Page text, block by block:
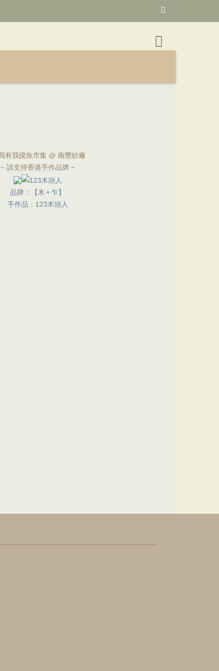
~ 請支持香港手作品牌 ~
品牌：【木 • 乍】
手作品：123木頭人